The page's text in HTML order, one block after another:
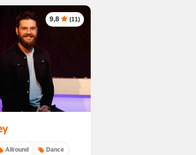
9,8 (11)
Allround Dance